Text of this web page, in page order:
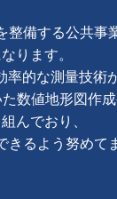
備する公共事
ります。
的な測量技術
数値地形図作
んでおり、
るよう努めて